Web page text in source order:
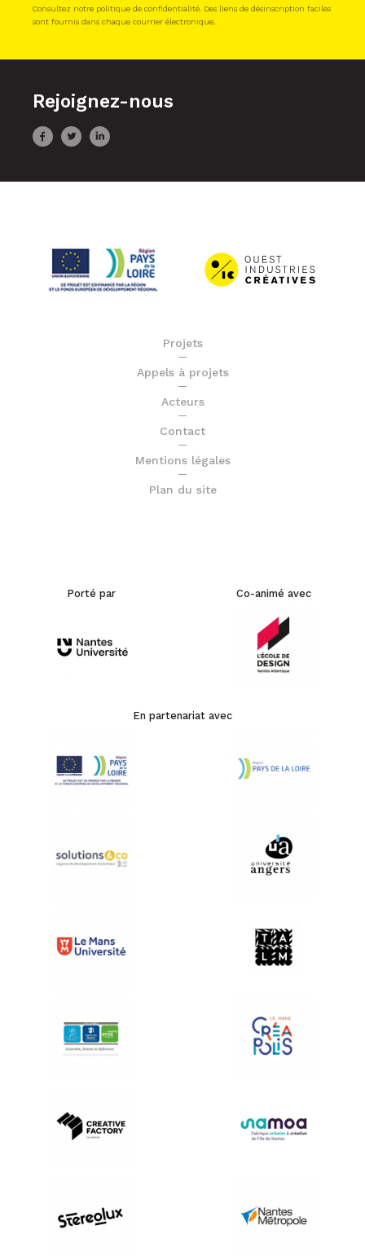
Consultez notre politique de confidentialité. Des liens de désinscription faciles
sont fournis dans chaque courrier électronique.
Rejoignez-nous
Projets
Appels à projets
Acteurs
Contact
Mentions légales
Plan du site
Porté par Co-animé avec
En partenariat avec